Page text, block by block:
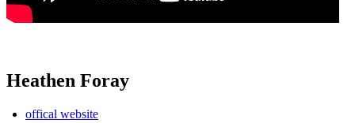
Heathen Foray
offical website